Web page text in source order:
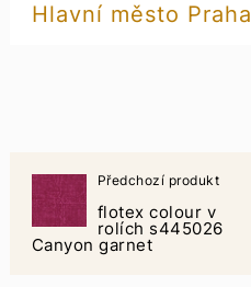
Hlavní město Praha
Předchozí produkt
flotex colour v
rolích s445026
Canyon garnet